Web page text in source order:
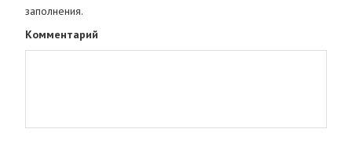
заполнения.
Комментарий